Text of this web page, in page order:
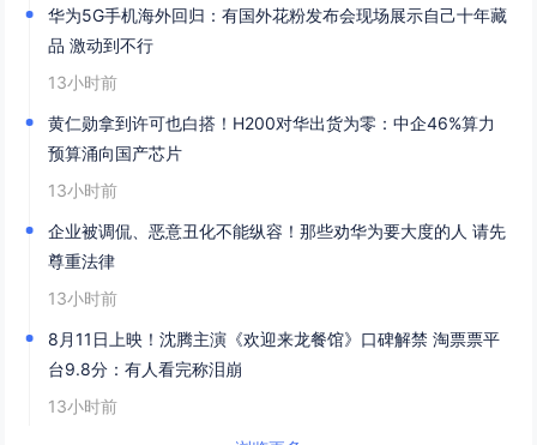
华为5G手机海外回归：有国外花粉发布会现场展示自己十年藏
品 激动到不行
13小时前
黄仁勋拿到许可也白搭！H200对华出货为零：中企46%算力
预算涌向国产芯片
13小时前
企业被调侃、恶意丑化不能纵容！那些劝华为要大度的人 请先
尊重法律
13小时前
8月11日上映！沈腾主演《欢迎来龙餐馆》口碑解禁 淘票票平
台9.8分：有人看完称泪崩
13小时前